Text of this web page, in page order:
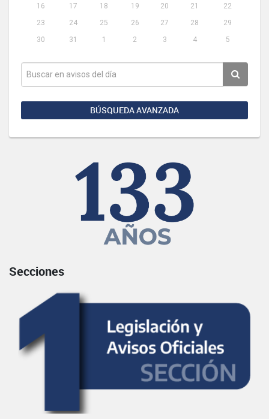
16
17 18 19 20 21
22
23
24 25 26 27 28
29
30
31 1 2 3 4 5
BÚSQUEDA AVANZADA
Secciones